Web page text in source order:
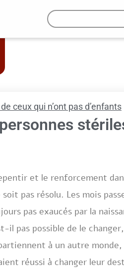
ceux qui n’ont pas d’enfants
et le renforcement
pas résolu. Les mois
pas exaucés par la
pas possible de le
à un autre
réussi à changer leur